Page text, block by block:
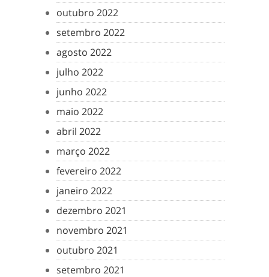
outubro 2022
setembro 2022
agosto 2022
julho 2022
junho 2022
maio 2022
abril 2022
março 2022
fevereiro 2022
janeiro 2022
dezembro 2021
novembro 2021
outubro 2021
setembro 2021